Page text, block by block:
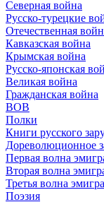
Северная война
Русско-турецкие
Отечественная
Кавказская война
Крымская война
Русско-японская
Великая война
Гражданская война
ВОВ
Полки
Книги русского
Дореволюционное
Первая волна
Вторая волна
Третья волна
Поэзия